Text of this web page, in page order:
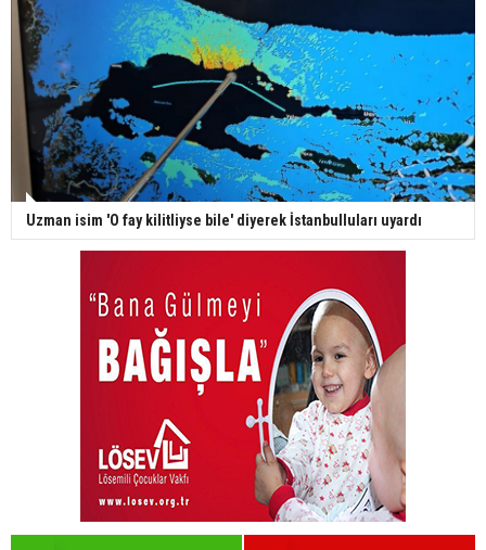
Uzman isim 'O fay kilitliyse bile' diyerek İstanbulluları uyardı